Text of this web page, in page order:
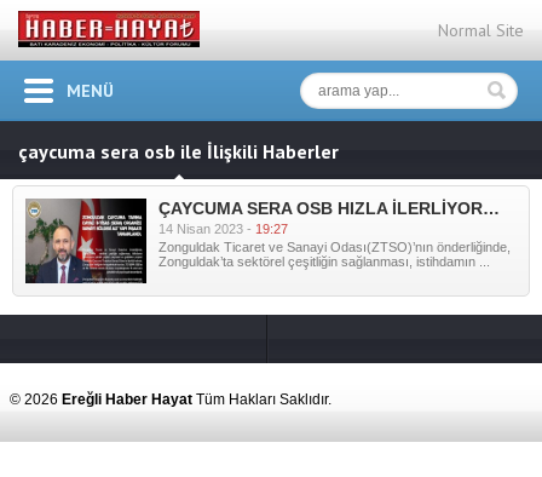
Normal Site
MENÜ
çaycuma sera osb ile İlişkili Haberler
ÇAYCUMA SERA OSB HIZLA İLERLİYOR…
14 Nisan 2023 - 19:27
Zonguldak Ticaret ve Sanayi Odası(ZTSO)’nın önderliğinde,
Zonguldak’ta sektörel çeşitliğin sağlanması, istihdamın ...
© 2026 Ereğli Haber Hayat Tüm Hakları Saklıdır.